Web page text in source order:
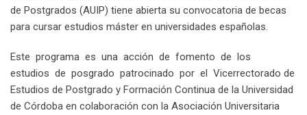
de Postgrados (AUIP) tiene abierta su convocatoria de becas
para cursar estudios máster en universidades españolas.
Este programa es una acción de fomento de los
estudios de posgrado patrocinado por el Vicerrectorado de
Estudios de Postgrado y Formación Continua de la Universidad
de Córdoba en colaboración con la Asociación Universitaria